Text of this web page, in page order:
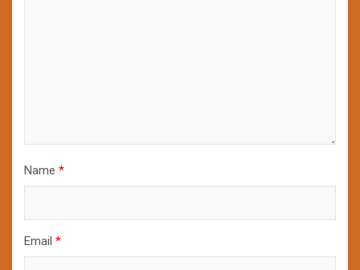
Name *
Email *